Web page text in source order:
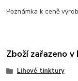
Poznámka k ceně
Zboží zařazeno
Lihové tinktury